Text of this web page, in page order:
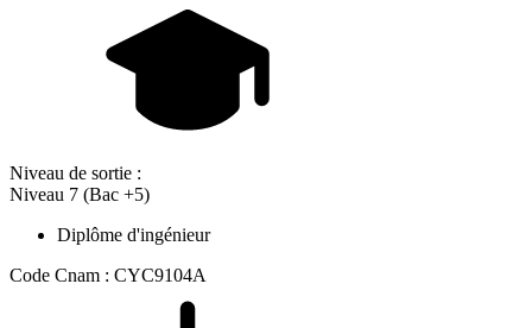
Niveau de sortie :
Niveau 7 (Bac +5)
Diplôme d'ingénieur
Code Cnam : CYC9104A